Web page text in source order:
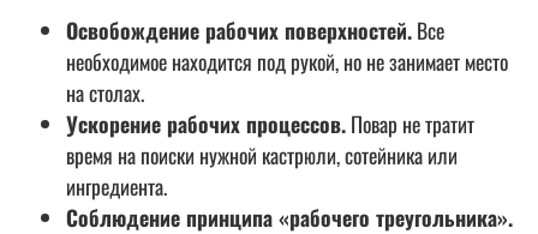
Освобождение рабочих поверхностей.Все
необходимое находится под рукой, но не занимает место
на столах.
Ускорение рабочих процессов.Повар не тратит
время на поиски нужной кастрюли, сотейника или
ингредиента.
Соблюдение принципа «рабочего треугольника».